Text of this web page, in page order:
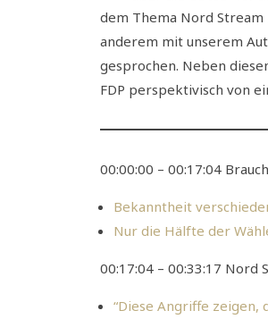
dem Thema Nord
anderem mit unserem
gesprochen. Neben
FDP perspektivisch von
00:00:00 – 00:17:04
Bekanntheit
Nur die Hälfte der
00:17:04 – 00:33:17
“Diese Angriffe